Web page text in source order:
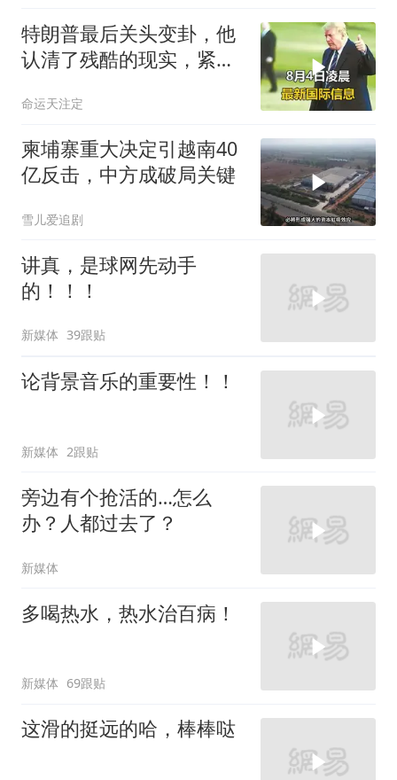
特朗普最后关头变卦，他
认清了残酷的现实，紧急
命运天注定
柬埔寨重大决定引越南40
亿反击，中方成破局关键
雪儿爱追剧
讲真，是球网先动手
的！！！
新媒体 39跟贴
论背景音乐的重要性！！
新媒体 2跟贴
旁边有个抢活的…怎么
办？人都过去了？
新媒体
多喝热水，热水治百病！
新媒体 69跟贴
这滑的挺远的哈，棒棒哒